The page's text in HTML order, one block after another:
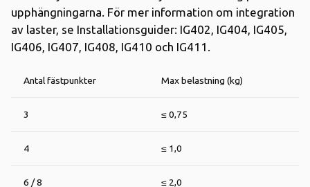
upphängningarna. För mer information om integration
av laster, se Installationsguider: IG402, IG404, IG405,
IG406, IG407, IG408, IG410 och IG411.
Antal fästpunkter Max belastning (kg)
3 ≤ 0,75
4 ≤ 1,0
6 / 8 ≤ 2,0